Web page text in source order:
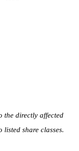
the directly affected
listed share classes.